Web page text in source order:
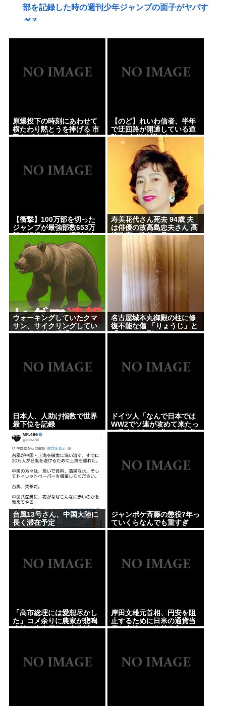
部を記録した時の週刊少年ジャンプの面子がヤバす
ぎる
赤十字、スペイン領セウタに殺到した不法移民に物
【注目】元ジャンポケ・斉藤慎二被告（43）に懲役7
メンタリストDaiGo「SNS最大のデメリットは口を
開く価値がない奴が発信できるようになったこと」
【速報】NHKの性被害問題、性加害した番組出演者
が衝撃告白！
【消費減税】日本の社会保障、岐路に 財源5兆円見通
【画像】アトリエファン「アトリエはエ口いゲーム
じゃない！ライザを性的な目で見てる奴はにわ
か！」
《NHKの性被害問題》「飲酒で記憶がない」と出演
者 “誰を守るべきなのか”問われる組織の姿勢
パチ●コ屋の倒産が止まらず。等価/高価交換を望む依
存症が徐々に脱落。低換金率を望む客は戻らず
Powered by livedoor 相互RSS
原爆投下の時刻にあわせて
横たわり黙とうを捧げる 市
民らが「ダイ・イン」 札
【のど】れいわ信者、半年
で迂回路が開通している道
路を2年半放置されていると
印象操作してしまう
【衝撃】100万部を切った
ジャンプが最強部数653万
部を記録した時の週刊少年
ジャンプの面子がヤバすぎ
る
寿美花代さん死去 94歳 夫
は俳優の故高島忠夫さん 高
嶋政宏、政伸の母
ウォーキングしていたクマ
サン、サイクリングしてい
た50代女性に遭遇
名古屋城本丸御殿の柱に修
復不能な傷 「りょうじ」と
「カイ」と彫られる
日本人、人助け指数で世界
最下位を記録
ドイツ人「なんで日本では
WW2でソ連が攻めて来たっ
て教えてるの？先に中立条
台風13号さん、中国大陸に
長く滞在予定
ジャンポケ斉藤の懲役7年っ
ていくらなんでも重すぎ
ね？
「高市総理には愛想尽かし
た」コメ余りに農家が悲鳴
売値は生産原価の半分以下
岸田文雄元首相、円安を阻
止するために日米の通貨当
局が実施した為替介入は